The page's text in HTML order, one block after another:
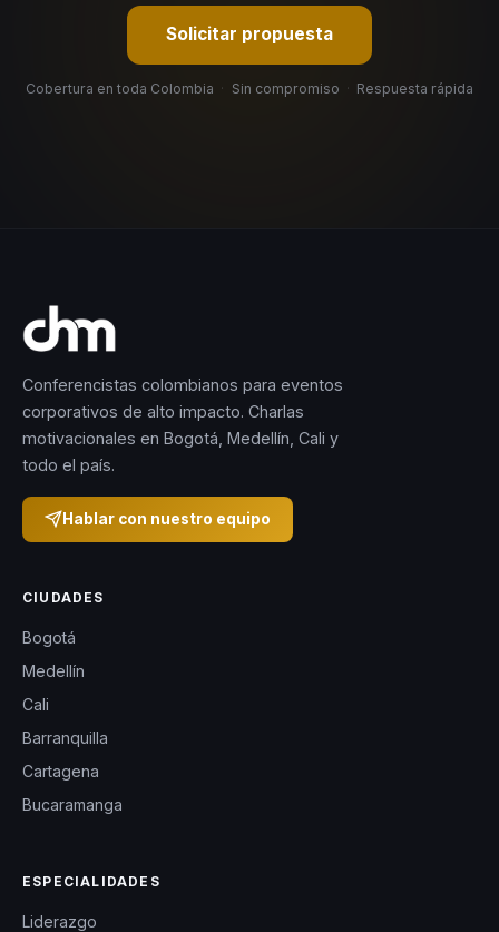
Solicitar propuesta
Cobertura en toda Colombia · Sin compromiso · Respuesta rápida
Conferencistas colombianos para eventos
corporativos de alto impacto. Charlas
motivacionales en Bogotá, Medellín, Cali y
todo el país.
Hablar con nuestro equipo
CIUDADES
Bogotá
Medellín
Cali
Barranquilla
Cartagena
Bucaramanga
ESPECIALIDADES
Liderazgo